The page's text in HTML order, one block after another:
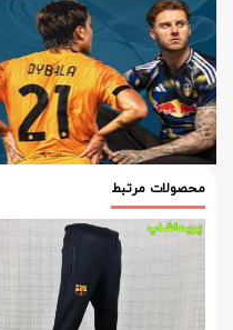
محصولات مرتبط